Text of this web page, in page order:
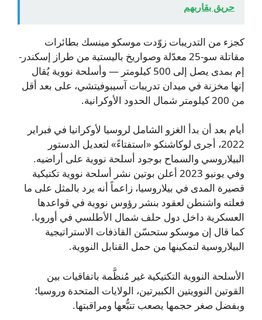
حريق بقاربهم
كجزء من التدريبات زوّدت موسكو مينسك بطائرات
مقاتلة سو-25 معدّلة وصواريخ باليستية من طراز إسكندر-
إم بمدى يصل إلى 500 كيلومتر — وأسلحة نووية يُقال
إنها مخزنة في ميدان تدريبات آسيبوفيتشي، على بعد أقل
من 200 كيلومتر شمال الحدود الأوكرانية.
أيام بعد أن بدأ الغزو الشامل لروسيا لأوكرانيا في فبراير
2022، أجرى لوكاشنكو «استفتاءً» لتعديل الدستور
البيلاروسي والسماح بوجود أسلحة نووية على أراضيه.
وفي يونيو 2023 أعلن بوتين نشر أسلحة نووية تكتيكية
قصيرة المدى في بيلاروسيا، زاعماً أنه يرد بالمثل على ما
فعلته واشنطن لعقود بنشر رؤوس نووية في قواعدها
العسكرية داخل دول حلف شمال الأطلسي في أوروبا.
كما قال إن موسكو ستحسّن القاذفات الاستراتيجية
البيلاروسية لتمكينها من حمل القنابل النووية.
الأسلحة النووية التكتيكية غير مُنظَّمة باتفاقيات بين
القوتين النوويتين الكبيرتين، الولايات المتحدة وروسيا؛
وبفضل صغر حجمها يصعب تتبُّعها ومراقبتها.